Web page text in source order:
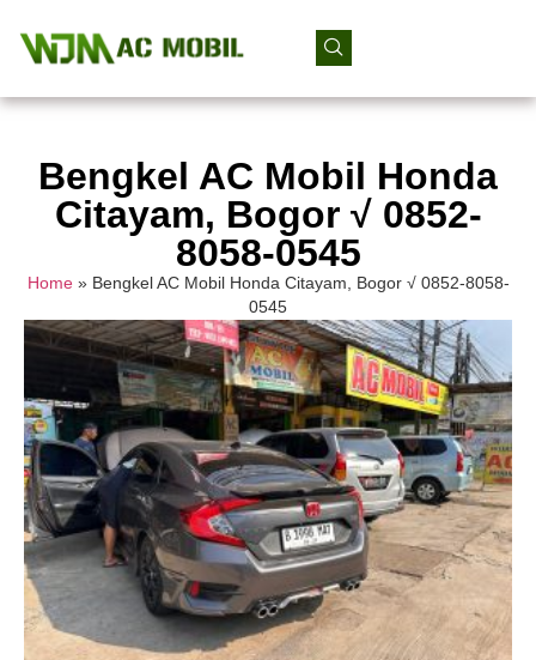
Bengkel AC Mobil Honda
Citayam, Bogor √ 0852-
8058-0545
Home» Bengkel AC Mobil Honda Citayam, Bogor √ 0852-8058-
0545